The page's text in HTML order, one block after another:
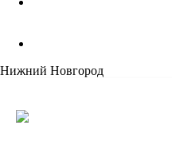
Нижний Новгород